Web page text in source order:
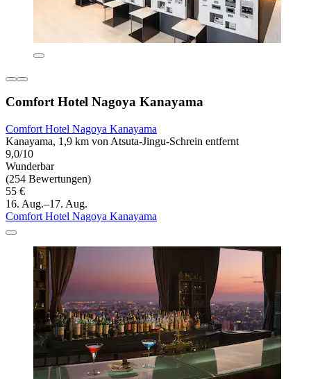
Comfort Hotel Nagoya Kanayama
Comfort Hotel Nagoya Kanayama
Kanayama, 1,9 km von Atsuta-Jingu-Schrein entfernt
9,0/10
Wunderbar
(254 Bewertungen)
55 €
16. Aug.–17. Aug.
Comfort Hotel Nagoya Kanayama